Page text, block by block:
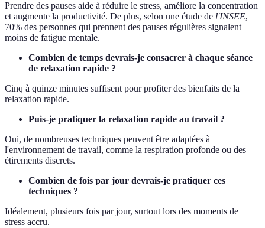
Prendre des pauses aide à réduire le stress, améliore la concentration
et augmente la productivité. De plus, selon une étude de l'INSEE,
70% des personnes qui prennent des pauses régulières signalent
moins de fatigue mentale.
Combien de temps devrais-je consacrer à chaque séance
de relaxation rapide ?
Cinq à quinze minutes suffisent pour profiter des bienfaits de la
relaxation rapide.
Puis-je pratiquer la relaxation rapide au travail ?
Oui, de nombreuses techniques peuvent être adaptées à
l'environnement de travail, comme la respiration profonde ou des
étirements discrets.
Combien de fois par jour devrais-je pratiquer ces
techniques ?
Idéalement, plusieurs fois par jour, surtout lors des moments de
stress accru.